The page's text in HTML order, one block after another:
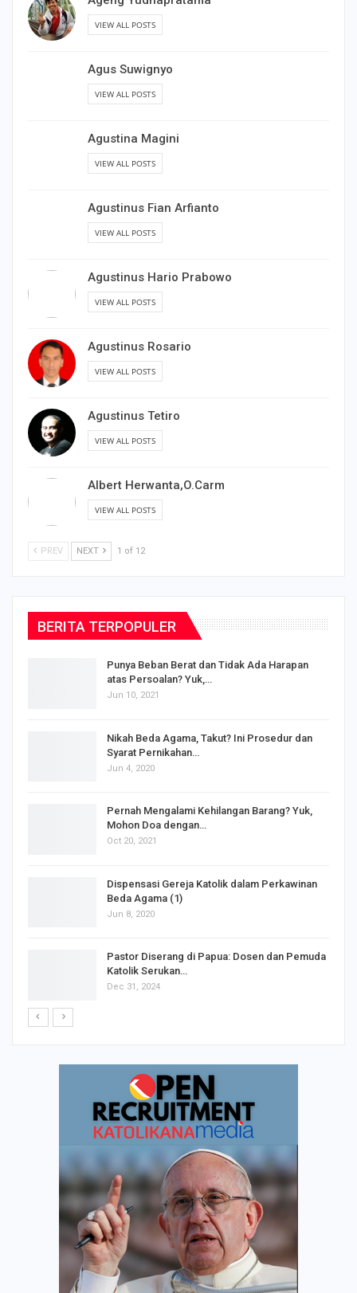
VIEW ALL POSTS
Agus Suwignyo
VIEW ALL POSTS
Agustina Magini
VIEW ALL POSTS
Agustinus Fian Arfianto
VIEW ALL POSTS
Agustinus Hario Prabowo
VIEW ALL POSTS
Agustinus Rosario
VIEW ALL POSTS
Agustinus Tetiro
VIEW ALL POSTS
Albert Herwanta,O.Carm
VIEW ALL POSTS
PREV NEXT 1 of 12
BERITA TERPOPULER
Punya Beban Berat dan Tidak Ada Harapan
atas Persoalan? Yuk,…
Jun 10, 2021
Nikah Beda Agama, Takut? Ini Prosedur dan
Syarat Pernikahan…
Jun 4, 2020
Pernah Mengalami Kehilangan Barang? Yuk,
Mohon Doa dengan…
Oct 20, 2021
Dispensasi Gereja Katolik dalam Perkawinan
Beda Agama (1)
Jun 8, 2020
Pastor Diserang di Papua: Dosen dan Pemuda
Katolik Serukan…
Dec 31, 2024